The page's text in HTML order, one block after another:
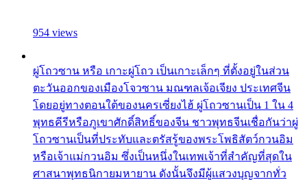
954 views
ผู่โถวซาน หรือ เกาะผู่โถว เป็นเกาะเล็กๆ ที่ตั้งอยู่ในส่วน
ตะวันออกของเมืองโจวซาน มณฑลเจ้อเจียง ประเทศจีน
โดยอยู่ทางตอนใต้ของนครเซี่ยงไฮ้ ผู่โถวซานเป็น 1 ใน 4
พุทธคีรีหรือภูเขาศักดิ์สิทธิ์ของจีน ชาวพุทธจีนเชื่อกันว่าผู่
โถวซานเป็นที่ประทับและตรัสรู้ของพระโพธิสัตว์กวนอิม
หรือเจ้าแม่กวนอิม ซึ่งเป็นหนึ่งในเทพเจ้าที่สำคัญที่สุดใน
ศาสนาพุทธนิกายมหายาน ดังนั้นจึงมีผู้แสวงบุญจากทั่ว